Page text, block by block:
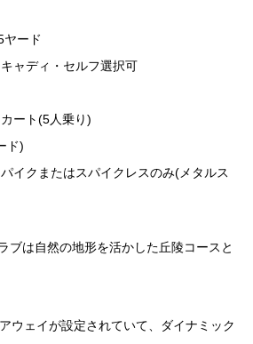
ヤード
ャディ・セルフ選択可
ート(5人乗り)
ド)
イクまたはスパイクレスのみ(メタルス
ブは自然の地形を活かした丘陵コースと
ウェイが設定されていて、ダイナミック